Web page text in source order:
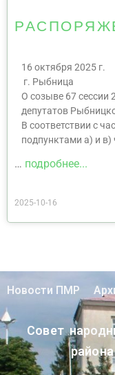
16
г. Рыбница
О созыве 67 сессии
депутатов
В соответствии с
подпунктами а) и в)
… подробнее...
2025-10-16
Новости ПМР
Совет